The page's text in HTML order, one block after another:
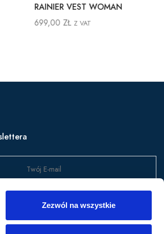
Zezwól na wszystkie
RAINIER VEST WOMAN
699,00 ZŁ Z VAT
bieżąco z nowościami w produktach,